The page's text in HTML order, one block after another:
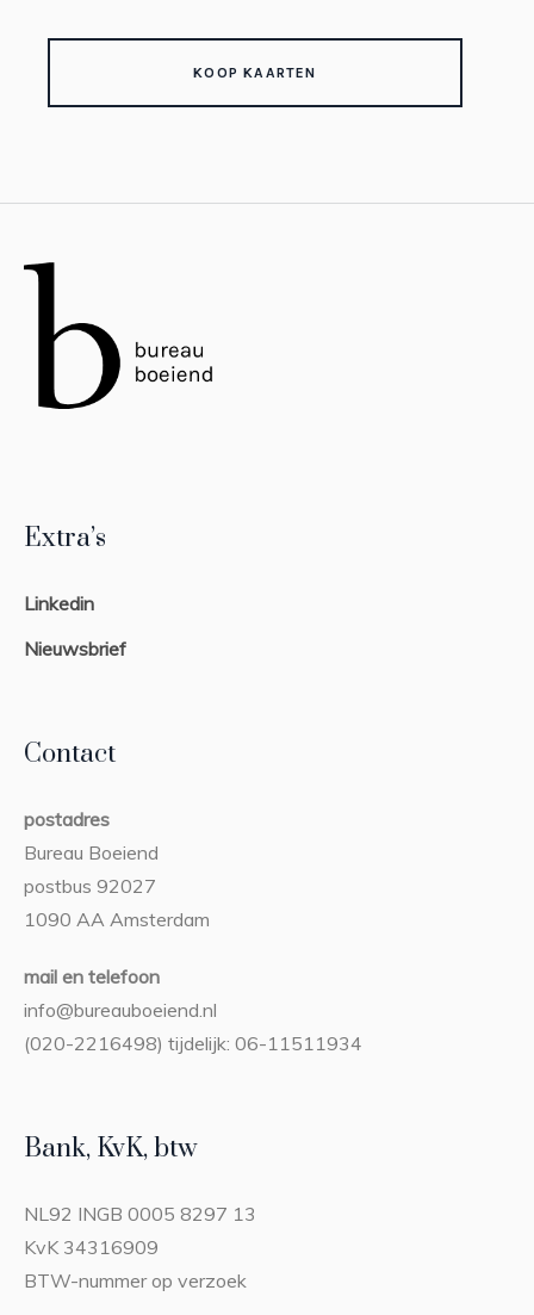
KOOP KAARTEN
Extra’s
Linkedin
Nieuwsbrief
Contact
postadres
Bureau Boeiend
postbus 92027
1090 AA Amsterdam
mail en telefoon
info@bureauboeiend.nl
(020-2216498) tijdelijk: 06-11511934
Bank, KvK, btw
NL92 INGB 0005 8297 13
KvK 34316909
BTW-nummer op verzoek